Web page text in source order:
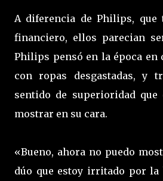
A diferencia de Philips, que
financiero, ellos parecian
Philips pensó en la época en
con ropas desgastadas, y
sentido de superioridad que
mostrar en su cara.
«Bueno, ahora no puedo
dúo que estoy irritado por la